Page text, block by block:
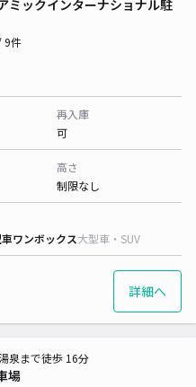
ミックインターナショナル駐
9件
再入庫
可
高さ
制限なし
ワンボックス大型車・SUV
詳細へ
場
泉まで徒歩 16分